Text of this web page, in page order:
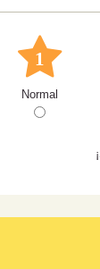
1
Normal